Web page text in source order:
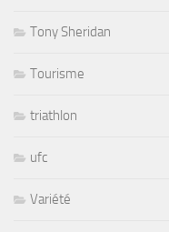
Tony Sheridan
Tourisme
triathlon
ufc
Variété